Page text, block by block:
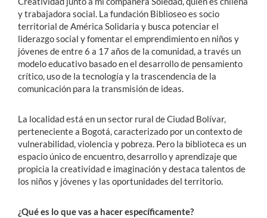
y trabajadora social. La fundación Biblioseo es socio
territorial de América Solidaria y busca potenciar el
liderazgo social y fomentar el emprendimiento en niños y
jóvenes de entre 6 a 17 años de la comunidad, a través un
modelo educativo basado en el desarrollo de pensamiento
crítico, uso de la tecnología y la trascendencia de la
comunicación para la transmisión de ideas.
La localidad está en un sector rural de Ciudad Bolívar,
perteneciente a Bogotá, caracterizado por un contexto de
vulnerabilidad, violencia y pobreza. Pero la biblioteca es un
espacio único de encuentro, desarrollo y aprendizaje que
propicia la creatividad e imaginación y destaca talentos de
los niños y jóvenes y las oportunidades del territorio.
¿Qué es lo que vas a hacer específicamente?